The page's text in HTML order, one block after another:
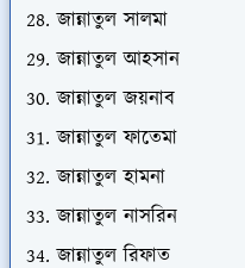
জান্নাতুল সালমা
জান্নাতুল আহসান
জান্নাতুল জয়নাব
জান্নাতুল ফাতেমা
জান্নাতুল হামনা
জান্নাতুল নাসরিন
জান্নাতুল রিফাত